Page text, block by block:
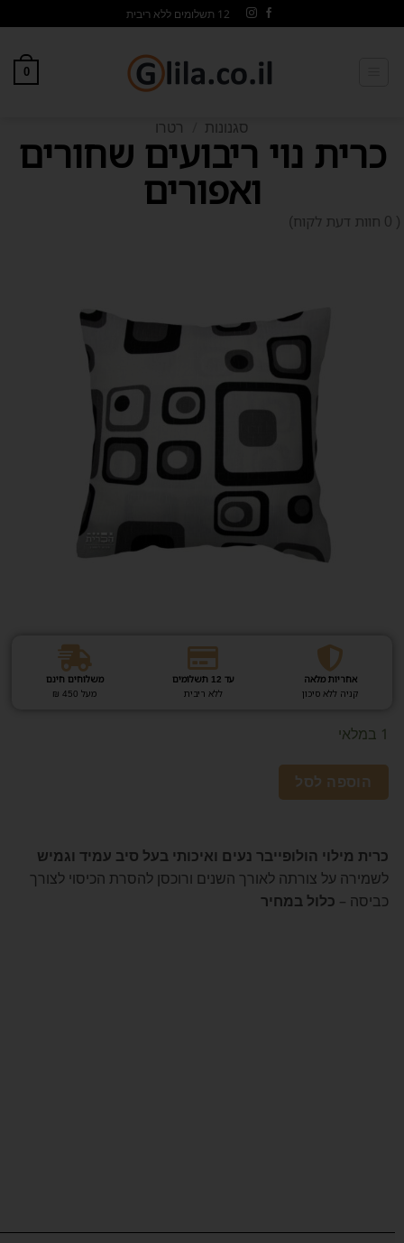
12 תשלומים ללא ריבית
0
סגנונות רטרו
כרית נוי ריבועים שחורים
ואפורים
( 0 חוות דעת לקוח)
אחריות מלאה
קניה ללא סיכון
עד 12 תשלומים
ללא ריבית
משלוחים חינם
מעל 450 ₪
1 במלאי
הוספה לסל
כרית מילוי הולופייבר נעים ואיכותי בעל סיב עמיד וגמיש
לשמירה על צורתה לאורך השנים ורוכסן להסרת הכיסוי לצורך
כביסה – כלול במחיר